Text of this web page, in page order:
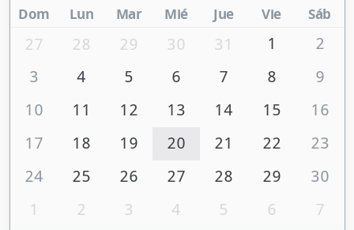
Dom Lun Mar Mié Jue Vie Sáb
27 28 29 30 31 1
2
3
4 5 6 7 8
9
10
11 12 13 14 15
16
17
18 19 20 21 22
23
24
25 26 27 28 29
30
1
2 3 4 5 6 7